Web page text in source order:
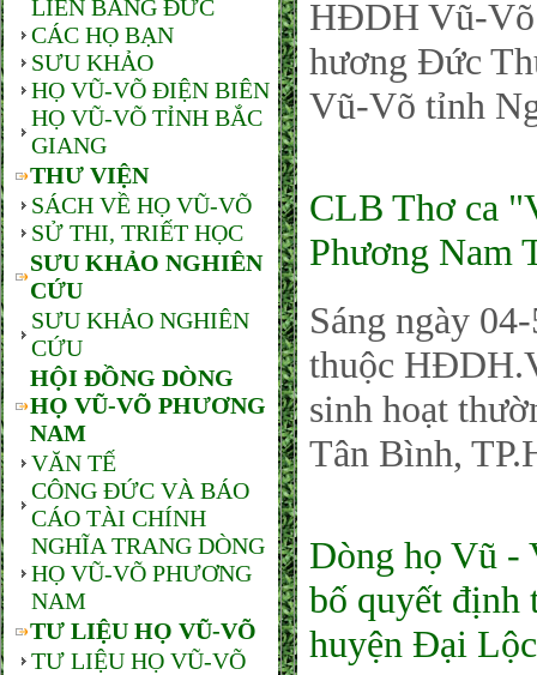
LIÊN BANG ĐỨC
CÁC HỌ BẠN
SƯU KHẢO
HỌ VŨ-VÕ ĐIỆN BIÊN
HỌ VŨ-VÕ TỈNH BẮC
GIANG
THƯ VIỆN
SÁCH VỀ HỌ VŨ-VÕ
SỬ THI, TRIẾT HỌC
SƯU KHẢO NGHIÊN
CỨU
SƯU KHẢO NGHIÊN
CỨU
HỘI ĐỒNG DÒNG
HỌ VŨ-VÕ PHƯƠNG
NAM
VĂN TẾ
CÔNG ĐỨC VÀ BÁO
CÁO TÀI CHÍNH
NGHĨA TRANG DÒNG
HỌ VŨ-VÕ PHƯƠNG
NAM
TƯ LIỆU HỌ VŨ-VÕ
TƯ LIỆU HỌ VŨ-VÕ
HĐDH Vũ-Võ
hương Đức
Vũ-Võ tỉnh
CLB Thơ ca
Phương Nam
Sáng ngày
thuộc
sinh hoạt
Tân Bình,
Dòng họ Vũ -
bố quyết định
huyện Đại